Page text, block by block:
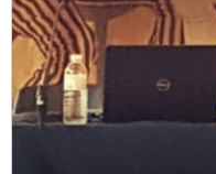
Clic.EDIt
Clic.EDIt, pour faciliter
tous les acteurs de la